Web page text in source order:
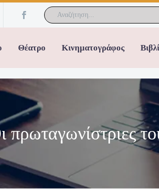
Θέατρο Κινηματογράφος
πρωταγωνίστριες